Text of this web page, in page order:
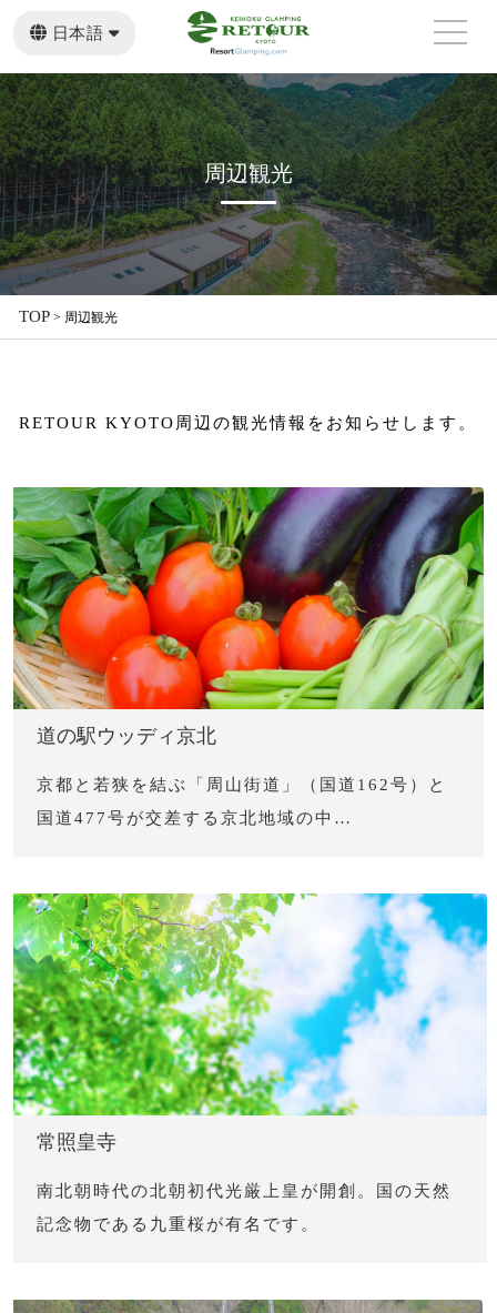
日本語
English
繁體中文
周辺観光
TOP> 周辺観光
RETOUR KYOTO周辺の観光情報をお知らせします。
道の駅ウッディ京北
京都と若狭を結ぶ「周山街道」（国道162号）と
国道477号が交差する京北地域の中…
常照皇寺
南北朝時代の北朝初代光厳上皇が開創。国の天然
記念物である九重桜が有名です。